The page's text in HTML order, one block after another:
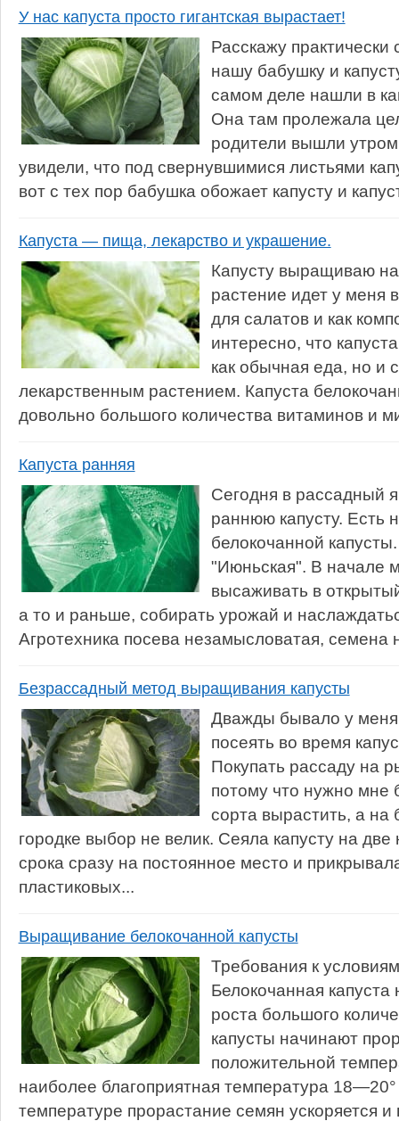
У нас капуста просто гигантская вырастает!
Расскажу
нашу бабушку и
самом деле нашли в
Она там пролежала
родители вышли утром
увидели, что под свернувшимися листьями
вот с тех пор бабушка обожает капусту и
Капуста — пища, лекарство и украшение.
Капусту выращиваю
растение идет у меня
для салатов и как
интересно, что
как обычная еда, но и
лекарственным растением. Капуста
довольно большого количества витаминов и
Капуста ранняя
Сегодня в рассадный
раннюю капусту. Есть
белокочанной
"Июньская". В начале
высаживать в
а то и раньше, собирать урожай и
Агротехника посева незамысловатая, семена
Безрассадный метод выращивания капусты
Дважды бывало у
посеять во время
Покупать рассаду на
потому что нужно
сорта вырастить, а
городке выбор не велик. Сеяла капусту на
срока сразу на постоянное место и
пластиковых...
Выращивание белокочанной капусты
Требования к
Белокочанная капуста
роста большого
капусты начинают
положительной
наиболее благоприятная температура
температуре прорастание семян ускоряется